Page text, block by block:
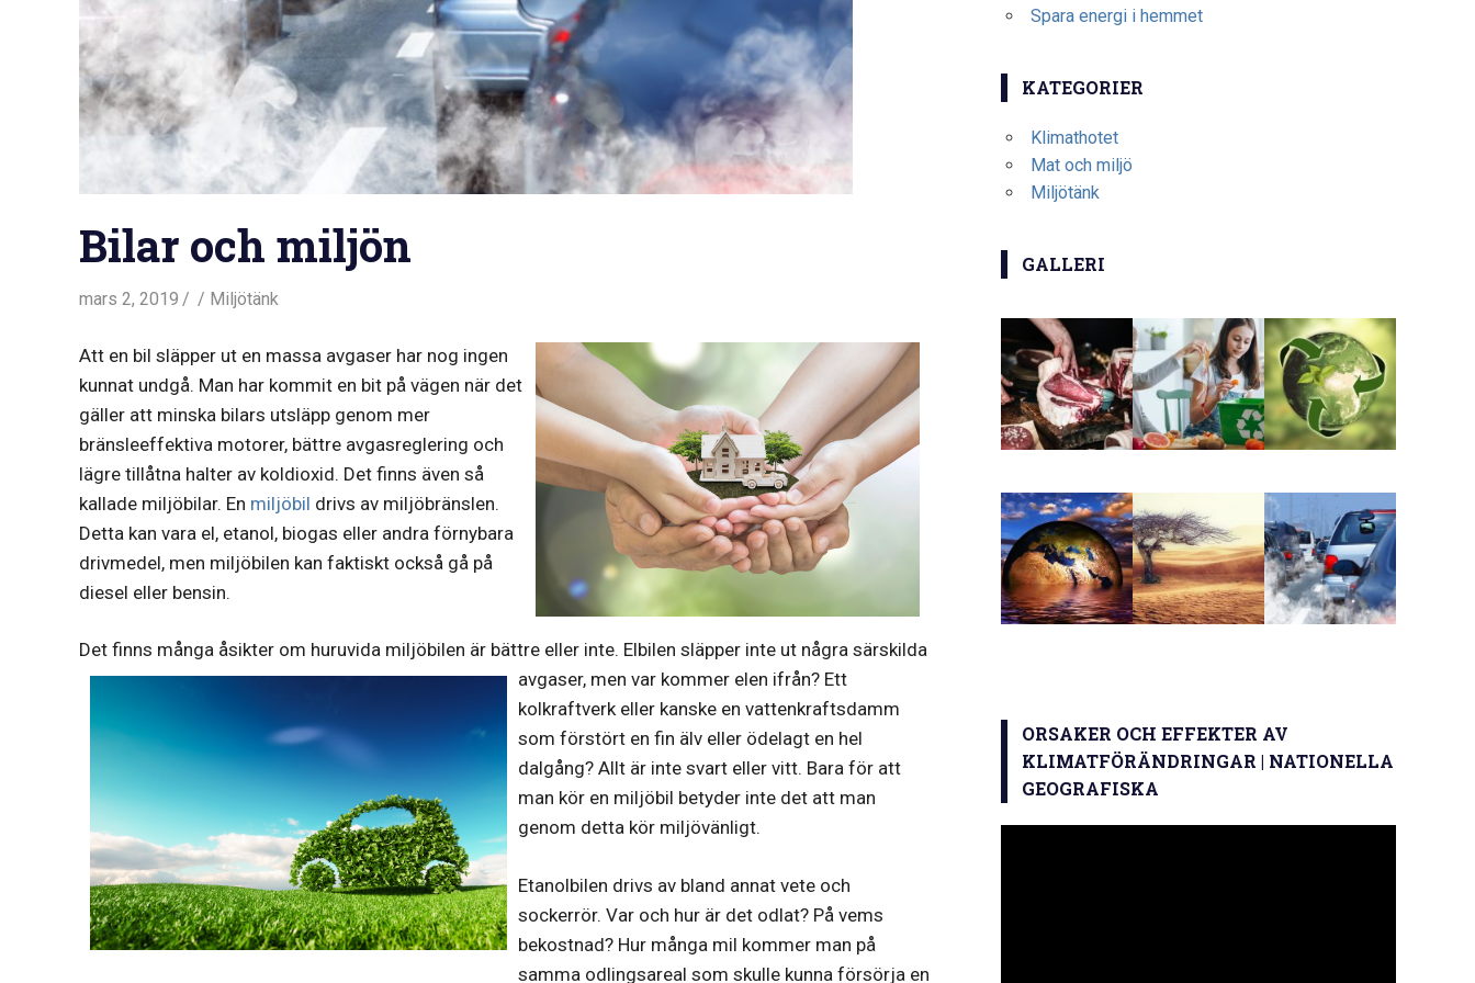
Bilar och miljön
mars 2, 2019 Miljötänk
Att en bil släpper ut en massa avgaser har nog ingen
kunnat undgå. Man har kommit en bit på vägen när det
gäller att minska bilars utsläpp genom mer
bränsleeffektiva motorer, bättre avgasreglering och
lägre tillåtna halter av koldioxid. Det finns även så
kallade miljöbilar. En miljöbil drivs av miljöbränslen.
Detta kan vara el, etanol, biogas eller andra förnybara
drivmedel, men miljöbilen kan faktiskt också gå på
diesel eller bensin.
Det finns många åsikter om huruvida miljöbilen är bättre eller inte. Elbilen släpper inte ut några särskilda
avgaser, men var kommer elen ifrån?Ett
kolkraftverk eller kanske en vattenkraftsdamm
som förstört en fin älv eller ödelagt en hel
dalgång? Allt är inte svart eller vitt. Bara för att
man kör en miljöbil betyder inte det att man
genom detta kör miljövänligt.
Etanolbilen drivs av bland annat vete och
sockerrör. Var och hur är det odlat? På vems
bekostnad? Hur många mil kommer man på
samma odlingsareal som skulle kunna försörja en
Spara energi i hemmet
KATEGORIER
Klimathotet
Mat och miljö
Miljötänk
GALLERI
ORSAKER OCH EFFEKTER AV
KLIMATFÖRÄNDRINGAR | NATIONELLA
GEOGRAFISKA